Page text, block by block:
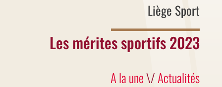
Liège Sport
Les mérites sportifs 2023
A la une\/Actualités